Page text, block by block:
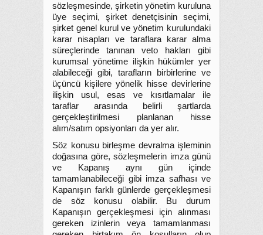
sözleşmesinde, şirketin yönetim kuruluna
üye seçimi, şirket denetçisinin seçimi,
şirket genel kurul ve yönetim kurulundaki
karar nisapları ve taraflara karar alma
süreçlerinde tanınan veto hakları gibi
kurumsal yönetime ilişkin hükümler yer
alabileceği gibi, tarafların birbirlerine ve
üçüncü kişilere yönelik hisse devirlerine
ilişkin usul, esas ve kısıtlamalar ile
taraflar arasında belirli şartlarda
gerçekleştirilmesi planlanan hisse
alım/satım opsiyonları da yer alır.
Söz konusu birleşme devralma işleminin
doğasına göre, sözleşmelerin imza günü
ve Kapanış aynı gün içinde
tamamlanabileceği gibi imza safhası ve
Kapanışın farklı günlerde gerçekleşmesi
de söz konusu olabilir. Bu durum
Kapanışın gerçekleşmesi için alınması
gereken izinlerin veya tamamlanması